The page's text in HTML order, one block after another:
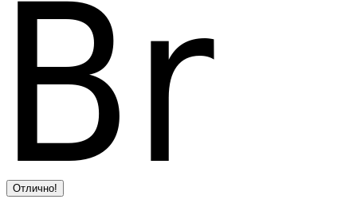
Отлично!